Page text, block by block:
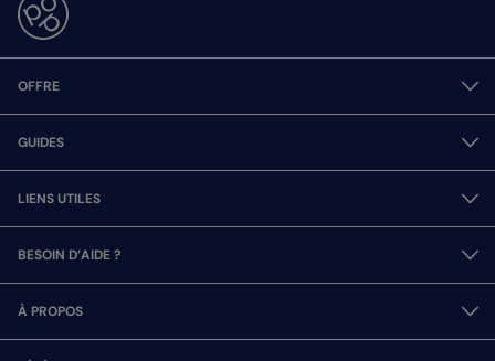
OFFRE
GUIDES
LIENS UTILES
BESOIN D’AIDE ?
À PROPOS